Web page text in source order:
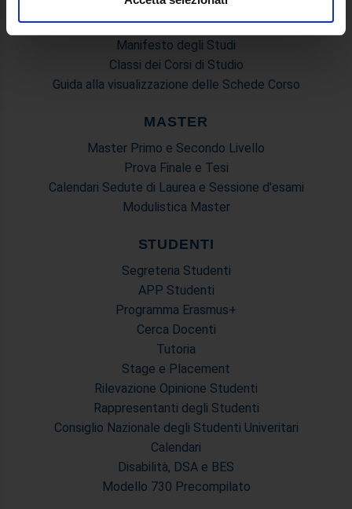
Utilizziamo i cookie per personalizzare contenuti ed
annunci, per fornire funzionalità dei social media e per
analizzare il nostro traffico. Condividiamo inoltre
informazioni sul modo in cui utilizza il nostro sito con i
pubblicità e social media, i quali potrebbero combinarle
con altre informazioni che ha fornito loro o che hanno
raccolto dal suo utilizzo dei loro servizi.
Mondo Scuola - Corsi per Insegnanti
Riepilogo Offerta Formativa
Manifesto degli Studi
Classi dei Corsi di Studio
Guida alla visualizzazione delle Schede Corso
MASTER
Master Primo e Secondo Livello
Prova Finale e Tesi
Calendari Sedute di Laurea e Sessione d'esami
Modulistica Master
STUDENTI
Segreteria Studenti
APP Studenti
Programma Erasmus+
Cerca Docenti
Tutoria
Stage e Placement
Rilevazione Opinione Studenti
Rappresentanti degli Studenti
Consiglio Nazionale degli Studenti Univeritari
Calendari
Disabilità, DSA e BES
Modello 730 Precompilato